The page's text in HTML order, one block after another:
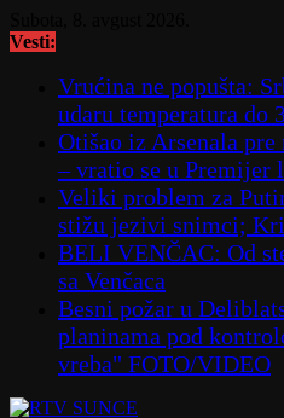
to
Vesti:
Vrućina ne popušta:
udaru temperatura do
Otišao iz Arsenala
– vratio se u Premijer
Veliki problem za
stižu jezivi snimci;
BELI VENČAC: Od
sa Venčaca
Besni požar u
planinama pod
vreba" FOTO/VIDEO